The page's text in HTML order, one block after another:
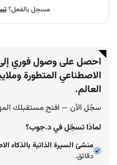
مسجل بالفعل؟
احصل على وصول فوري إلى
الاصطناعي المتطورة
العالم.
سجّل الآن — افتح مستقبلك
لماذا تسجّل في د.جوب؟
منشئ السيرة الذاتية بالذكاء
دقائق.